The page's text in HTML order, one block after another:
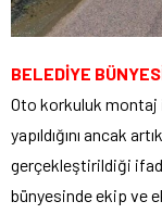
BELEDİYE
Oto korkuluk montaj
yapıldığını ancak
gerçekleştirildiği
bünyesinde ekip ve